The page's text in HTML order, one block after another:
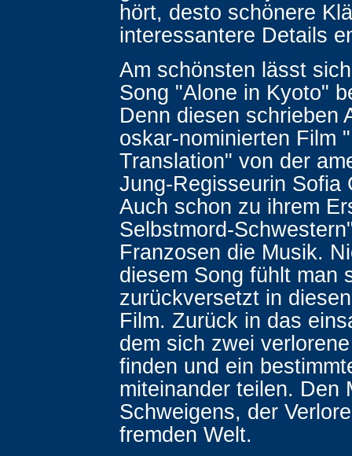
hört, desto schönere
interessantere Details
Am schönsten lässt
Song "Alone in Kyoto"
Denn diesen schrieben
oskar-nominierten Film
Translation" von der
Jung-Regisseurin Sofia
Auch schon zu ihrem
Selbstmord-
Franzosen die Musik.
diesem Song fühlt man
zurückversetzt in
Film. Zurück in das
dem sich zwei
finden und ein
miteinander teilen. Den
Schweigens, der
fremden Welt.